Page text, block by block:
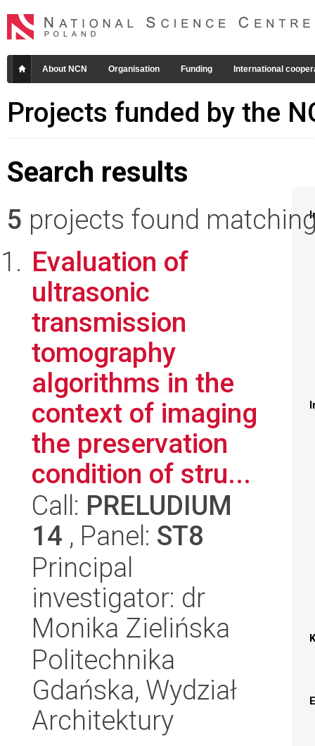
About NCN Organisation Funding International
Projects funded by the
Search results
5 projects found
Evaluation of
ultrasonic
transmission
tomography
algorithms in the
context of imaging
the preservation
condition of stru...
Call: PRELUDIUM
14 , Panel: ST8
Principal
investigator: dr
Monika Zielińska
Politechnika
Gdańska, Wydział
Architektury